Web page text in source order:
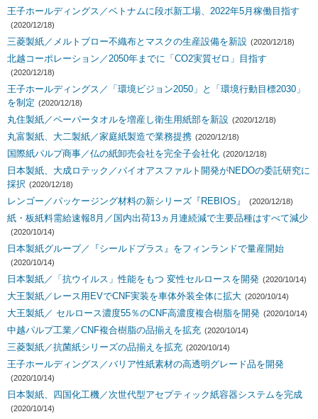
王子ホールディングス／ベトナムに段ボ新工場、2022年5月稼働目指す
(2020/12/18)
三菱製紙／メルトブロー不織布とマスクの生産設備を新設 (2020/12/18)
北越コーポレーション／2050年までに「CO2実質ゼロ」目指す
(2020/12/18)
王子ホールディングス／「環境ビジョン2050」と「環境行動目標2030」
を制定 (2020/12/18)
丸住製紙／ペーパータオルを増産し衛生用紙部を新設 (2020/12/18)
丸富製紙、大二製紙／家庭紙製造で業務提携 (2020/12/18)
国際紙パルプ商事／仏の紙卸売会社を完全子会社化 (2020/12/18)
日本製紙、大成ロテック／バイオアスファルト開発がNEDOの委託研究に
採択 (2020/12/18)
レンゴー／パッケージング材料の新シリーズ『REBIOS』 (2020/12/18)
紙・板紙料需給速報8月／国内出荷13ヵ月連続減で主要品種はすべて減少
(2020/10/14)
日本製紙グループ／『シールドプラス』をフィンランドで量産開始
(2020/10/14)
日本製紙／「抗ウイルス」性能をもつ 変性セルロースを開発 (2020/10/14)
大王製紙／レース用EVでCNF実装を車体外装全体に拡大 (2020/10/14)
大王製紙／ セルロース濃度55％のCNF高濃度複合樹脂を開発 (2020/10/14)
中越パルプ工業／CNF複合樹脂の品揃えを拡充 (2020/10/14)
三菱製紙／抗菌紙シリーズの品揃えを拡充 (2020/10/14)
王子ホールディングス／バリア性紙素材の高透明グレード品を開発
(2020/10/14)
日本製紙、四国化工機／次世代型アセプティック紙容器システムを完成
(2020/10/14)